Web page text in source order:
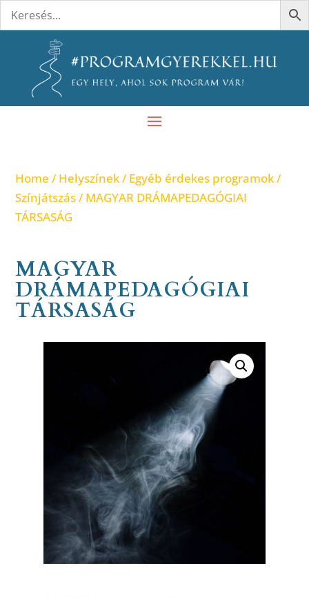
Home /Helyszínek/Egyéb érdekes programok/
Színjátszás/ MAGYAR DRÁMAPEDAGÓGIAI
TÁRSASÁG
MAGYAR
DRÁMAPEDAGÓGIAI
TÁRSASÁG